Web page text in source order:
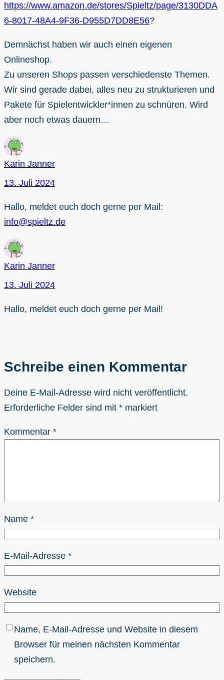
https://www.amazon.de/stores/Spieltz/page/3130DDA
6-8017-48A4-9F36-D955D7DD8E56?
Demnächst haben wir auch einen eigenen
Onlineshop.
Zu unseren Shops passen verschiedenste Themen.
Wir sind gerade dabei, alles neu zu strukturieren und
Pakete für Spielentwickler*innen zu schnüren. Wird
aber noch etwas dauern…
Karin Janner
13. Juli 2024
Hallo, meldet euch doch gerne per Mail:
info@spieltz.de
Karin Janner
13. Juli 2024
Hallo, meldet euch doch gerne per Mail!
Schreibe einen Kommentar
Deine E-Mail-Adresse wird nicht veröffentlicht.
Erforderliche Felder sind mit * markiert
Kommentar *
Name *
E-Mail-Adresse *
Website
Name, E-Mail-Adresse und Website in diesem
Browser für meinen nächsten Kommentar
speichern.